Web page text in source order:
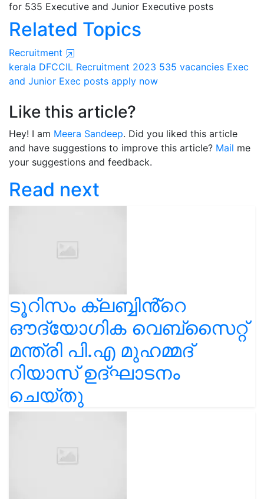
for 535 Executive and Junior Executive posts
Related Topics
Recruitment
kerala DFCCIL Recruitment 2023 535 vacancies Exec
and Junior Exec posts apply now
Like this article?
Hey! I am Meera Sandeep. Did you liked this article
and have suggestions to improve this article? Mail me
your suggestions and feedback.
Read next
ടൂറിസം ക്ലബ്ബിൻ്റെ
ഔദ്യോഗിക വെബ്സൈറ്റ്
മന്ത്രി പി.എ മുഹമ്മദ്
റിയാസ് ഉദ്ഘാടനം
ചെയ്തു